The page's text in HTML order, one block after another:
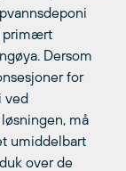
primært
Dersom
for
ved
må
umiddelbart
over de